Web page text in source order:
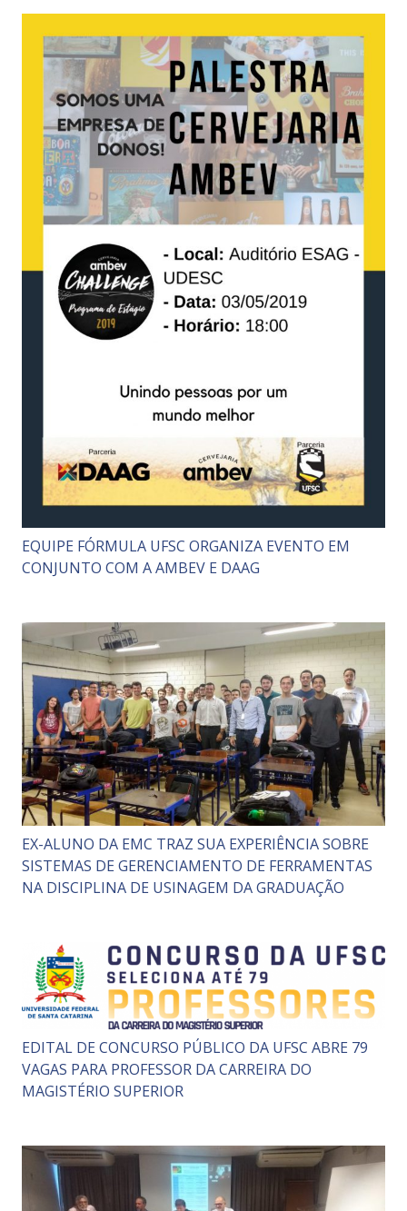
EQUIPE FÓRMULA UFSC ORGANIZA EVENTO EM
CONJUNTO COM A AMBEV E DAAG
EX-ALUNO DA EMC TRAZ SUA EXPERIÊNCIA SOBRE
SISTEMAS DE GERENCIAMENTO DE FERRAMENTAS
NA DISCIPLINA DE USINAGEM DA GRADUAÇÃO
EDITAL DE CONCURSO PÚBLICO DA UFSC ABRE 79
VAGAS PARA PROFESSOR DA CARREIRA DO
MAGISTÉRIO SUPERIOR